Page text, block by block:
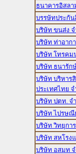
ธนาคารอิสล
บรรษัทประกั
บริษัท ขนส่ง จ
บริษัท ท่าอาก
บริษัท โทรคม
บริษัท ธนารัก
บริษัท บริหาร
ประเทศไทย จ
บริษัท ปตท. จ
บริษัท ไปรษณี
บริษัท วิทยุกา
บริษัท สหโรง
บริษัท อสมท